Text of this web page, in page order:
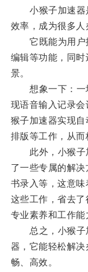
小猴子加速器
效率，成为很多人
它既能为用户
编辑等功能，同
景。
想象一下：一
现语音输入记录
猴子加速器实现自
排版等工作，从而
此外，小猴子
了一些专属的解
书录入等，这意
这些工作，省去
专业素养和工作能
总之，小猴子
器，它能轻松解
畅、高效。